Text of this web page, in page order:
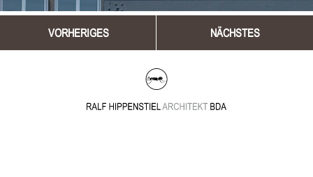
VORHERIGES NÄCHSTES